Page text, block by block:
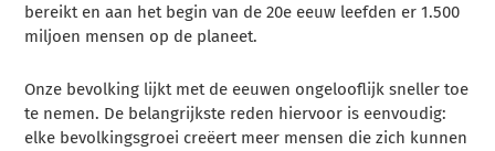
bereikt en aan het begin van de 20e eeuw leefden er 1.500
miljoen mensen op de planeet.
Onze bevolking lijkt met de eeuwen ongelooflijk sneller toe
te nemen. De belangrijkste reden hiervoor is eenvoudig:
elke bevolkingsgroei creëert meer mensen die zich kunnen